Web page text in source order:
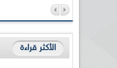
الأكثر قراءة